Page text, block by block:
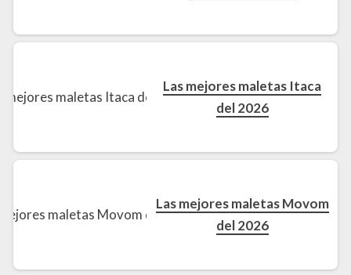
Las mejores maletas Itaca
del 2026
Las mejores maletas Movom
del 2026